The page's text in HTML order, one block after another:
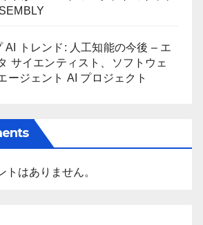
AI トレンド: 人工知能の今後 – エ
サイエンティスト、ソフトウェ
ージェント AI プロジェクト
トはありません。